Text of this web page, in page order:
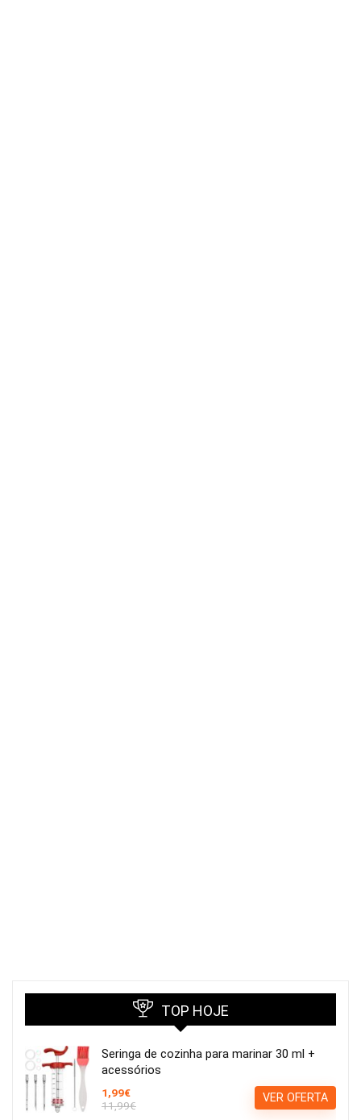
TOP HOJE
Seringa de cozinha para marinar 30 ml +
acessórios
1,99€
11,99€
VER OFERTA